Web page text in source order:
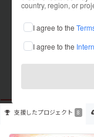
country, region, or
I agree to the
I agree to the
これまでに8回支援
在住国：日本 現在地
出身国：日本 出身地
支援したプロジェクト 8